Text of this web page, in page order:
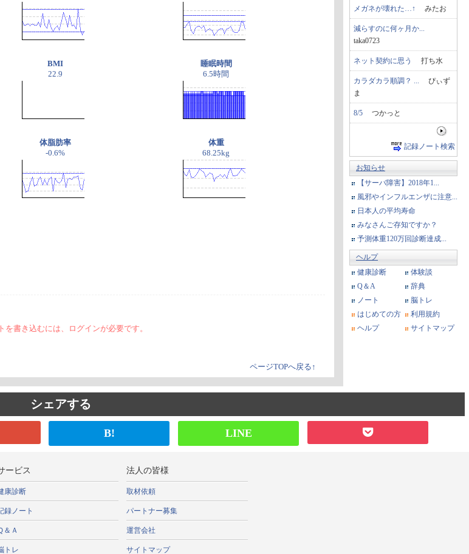
BMI
22.9
睡眠時間
6.5時間
体脂肪率
-0.6%
体重
68.25kg
を書き込むには、ログインが必要です。
ページTOPへ戻る↑
メガネが壊れた…↑ みたお
減らすのに何ヶ月か...
taka0723
ネット契約に思う 打ち水
カラダカラ順調？ ... ぴぃず
ま
8/5 つかっと
記録ノート検索
お知らせ
【サーバ障害】2018年1...
風邪やインフルエンザに注意...
日本人の平均寿命
みなさんご存知ですか？
予測体重120万回診断達成...
ヘルプ
健康診断
体験談
Q＆A
辞典
ノート
脳トレ
はじめての方
利用規約
ヘルプ
サイトマップ
シェアする
B! LINE
ービス
康診断
録ノート
＆Ａ
トレ
法人の皆様
取材依頼
パートナー募集
運営会社
サイトマップ